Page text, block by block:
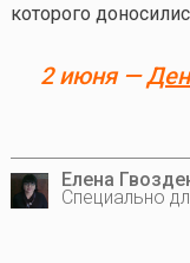
которого
2 июня —
Елена
Специально